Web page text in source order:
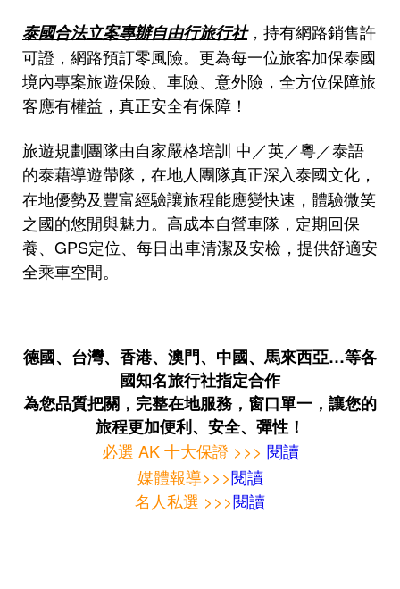
泰國合法立案專辦自由行旅行社，持有網路銷售許
可證 ， 網路預訂零風險。更為每一位旅客加保泰國
境內專案旅遊保險、車險、意外險，全方位保障旅
客應有權益，真正安全有保障！
旅遊規劃團隊由自家嚴格培訓 中／英／粵／泰語
的泰藉導遊帶隊，在地人團隊真正深入泰國文化，
在地優勢及豐富經驗讓旅程能應變快速，體驗微笑
之國的悠閒與魅力。高成本自營車隊，定期回保
養、GPS定位、每日出車清潔及安檢，提供舒適安
全乘車空間。
德國、台灣、香港、澳門、中國、馬來西亞…等各
國知名旅行社指定合作
為您品質把關，完整在地服務，窗口單一，讓您的
旅程更加便利、安全、彈性！
必選 AK 十大保證 >>> 閱讀
媒體報導>>>閱讀
名人私選 >>>閱讀